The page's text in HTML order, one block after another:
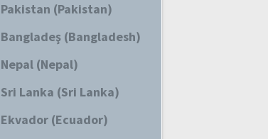
Pakistan (Pakistan)
Bangladeş (Bangladesh)
Nepal (Nepal)
Sri Lanka (Sri Lanka)
Ekvador (Ecuador)